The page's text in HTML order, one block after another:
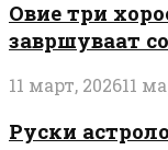
Овие три
завршуваат
11 март, 202611
Руски